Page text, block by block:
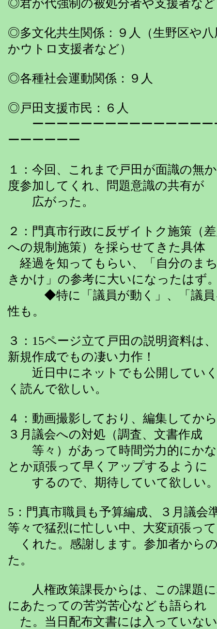
◎君が代強制の被処分者や支援者な
◎多文化共生関係：９人（生野区や
かウトロ支援者など）
◎各種社会運動関係：９人
◎戸田支援市民：６人
ーーーーーーーーーーーーーーー
ーーーーーー
１：今回、これまで戸田が面識の無
度参加してくれ、問題意識の共有が
広がった。
２：門真市行政に反ザイトク施策（
への規制施策）を採らせてきた具体
経過を知ってもらい、「自分のま
きかけ」の参考に大いになったはず
◆特に「議員が動く」、「議員
性も。
３：15ページ立て戸田の説明資料は
新規作成でもの凄い力作！
近日中にネットでも公開してい
く読んで欲しい。
４：動画撮影しており、編集してか
３月議会への対処（調査、文書作成
等々）があって時間労力的にかな
とか頑張って早くアップするように
するので、期待していて欲しい
5：門真市職員も予算編成、３月議会
等々で猛烈に忙しい中、大変頑張って
くれた。感謝します。参加者から
た。
人権政策課長からは、この課題に
にあたっての苦労苦心なども語られ
た。当日配布文書には入っていな